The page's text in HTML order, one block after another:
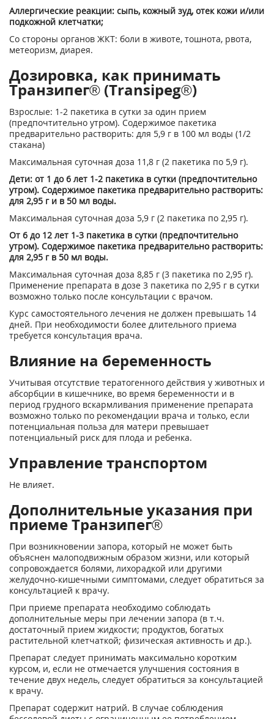
Аллергические реакции: сыпь, кожный зуд, отек кожи и/или
подкожной клетчатки;
Со стороны органов ЖКТ: боли в животе, тошнота, рвота,
метеоризм, диарея.
Дозировка, как принимать
Транзипег® (Transipeg®)
Взрослые: 1-2 пакетика в сутки за один прием
(предпочтительно утром). Содержимое пакетика
предварительно растворить: для 5,9 г в 100 мл воды (1/2
стакана)
Максимальная суточная доза 11,8 г (2 пакетика по 5,9 г).
Дети: от 1 до 6 лет 1-2 пакетика в сутки (предпочтительно
утром). Содержимое пакетика предварительно растворить:
для 2,95 г и в 50 мл воды.
Максимальная суточная доза 5,9 г (2 пакетика по 2,95 г).
От 6 до 12 лет 1-3 пакетика в сутки (предпочтительно
утром). Содержимое пакетика предварительно растворить:
для 2,95 г в 50 мл воды.
Максимальная суточная доза 8,85 г (3 пакетика по 2,95 г).
Применение препарата в дозе 3 пакетика по 2,95 г в сутки
возможно только после консультации с врачом.
Курс самостоятельного лечения не должен превышать 14
дней. При необходимости более длительного приема
требуется консультация врача.
Влияние на беременность
Учитывая отсутствие тератогенного действия у животных и
абсорбции в кишечнике, во время беременности и в
период грудного вскармливания применение препарата
возможно только по рекомендации врача и только, если
потенциальная польза для матери превышает
потенциальный риск для плода и ребенка.
Управление транспортом
Не влияет.
Дополнительные указания при
приеме Транзипег®
При возникновении запора, который не может быть
объяснен малоподвижным образом жизни, или который
сопровождается болями, лихорадкой или другими
желудочно-кишечными симптомами, следует обратиться за
консультацией к врачу.
При приеме препарата необходимо соблюдать
дополнительные меры при лечении запора (в т.ч.
достаточный прием жидкости; продуктов, богатых
растительной клетчаткой; физическая активность и др.).
Препарат следует принимать максимально коротким
курсом, и, если не отмечается улучшения состояния в
течение двух недель, следует обратиться за консультацией
к врачу.
Препарат содержит натрий. В случае соблюдения